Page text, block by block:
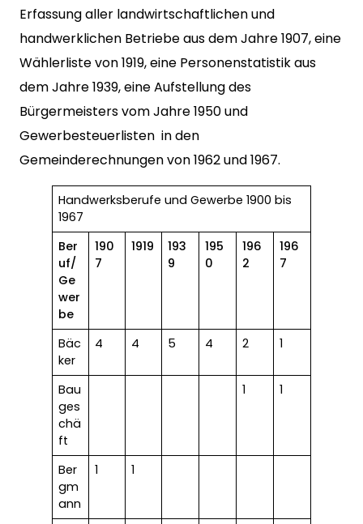
Erfassung aller landwirtschaftlichen und
handwerklichen Betriebe aus dem Jahre 1907, eine
Wählerliste von 1919, eine Personenstatistik aus
dem Jahre 1939, eine Aufstellung des
Bürgermeisters vom Jahre 1950 und
Gewerbesteuerlisten in den
Gemeinderechnungen von 1962 und 1967.
Handwerksberufe und Gewerbe 1900 bis
1967
Ber
uf/
Ge
wer
be
190
7
1919
193
9
195
0
196
2
196
7
Bäc
ker
4 4 5 4 2 1
Bau
ges
chä
ft
1 1
Ber
gm
ann
1 1